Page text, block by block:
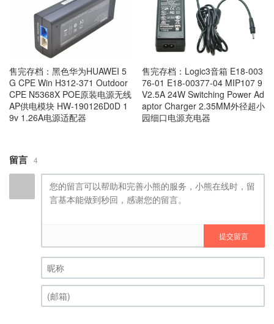
售完存档：黑色华为HUAWEI 5
G CPE Win H312-371 Outdoor
CPE N5368X POE原装电源无线
AP供电模块 HW-190126D0D 1
9v 1.26A电源适配器
售完存档：Logic3音箱 E18-003
76-01 E18-00377-04 MIP107 9
V2.5A 24W Switching Power Ad
aptor Charger 2.35MM外径超小
园细口电源充电器
留言 4
提交留言
昵称 (必填)